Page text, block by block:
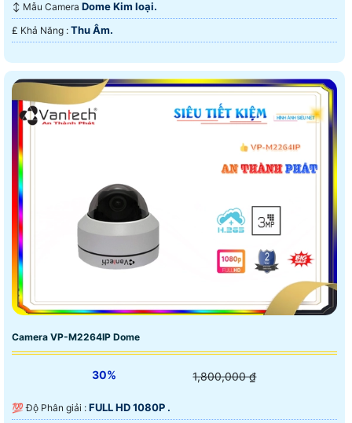
↕️ Mẫu Camera Dome Kim loại.
️₤ Khả Năng : Thu Âm.
Camera VP-M2264IP Dome
30% 1,800,000 ₫
💯 Độ Phân giải : FULL HD 1080P .